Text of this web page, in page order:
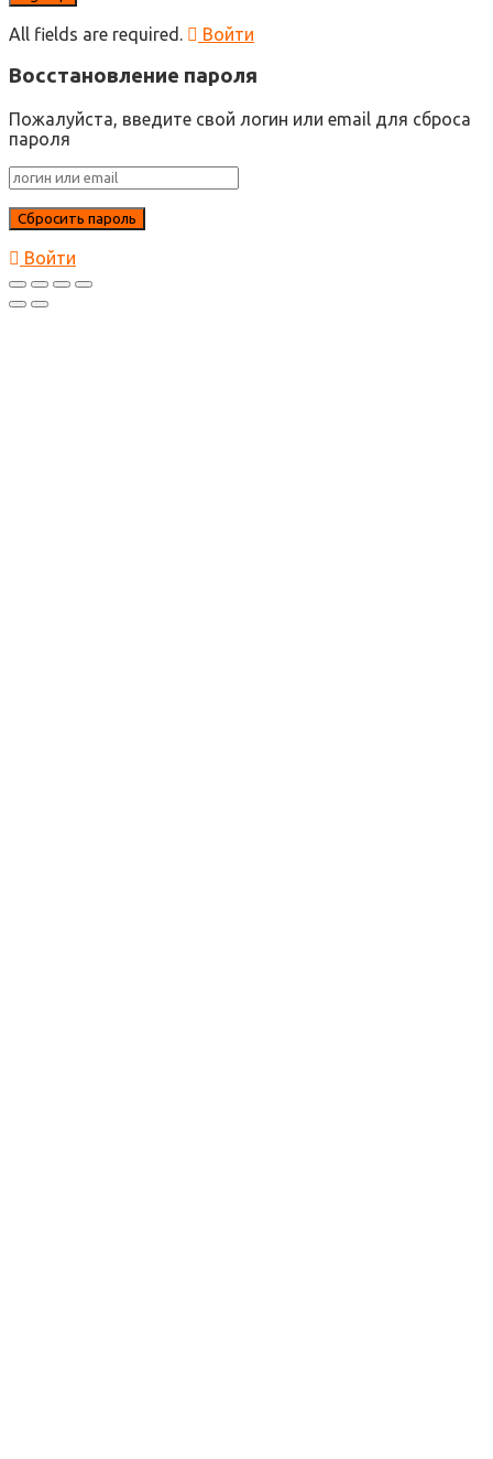
All fields are required. Войти
Восстановление пароля
Пожалуйста, введите свой логин или email для сброса
пароля
Войти